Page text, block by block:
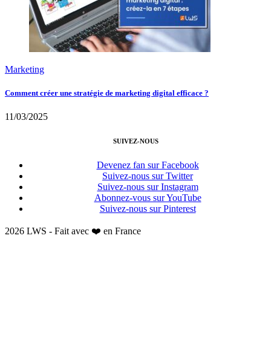
Marketing
Comment créer une stratégie de marketing digital efficace ?
11/03/2025
SUIVEZ-NOUS
Devenez fan sur Facebook
Suivez-nous sur Twitter
Suivez-nous sur Instagram
Abonnez-vous sur YouTube
Suivez-nous sur Pinterest
2026 LWS - Fait avec ❤️ en France